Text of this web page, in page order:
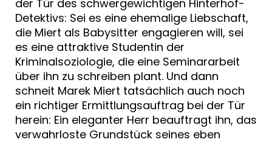
der Tür des schwergewichtigen Hinterhof-
Detektivs: Sei es eine ehemalige Liebschaft,
die Miert als Babysitter engagieren will, sei
es eine attraktive Studentin der
Kriminalsoziologie, die eine Seminararbeit
über ihn zu schreiben plant. Und dann
schneit Marek Miert tatsächlich auch noch
ein richtiger Ermittlungsauftrag bei der Tür
herein: Ein eleganter Herr beauftragt ihn, das
verwahrloste Grundstück seines eben